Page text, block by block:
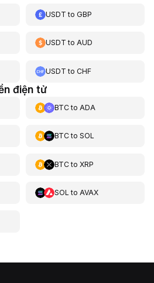
USDT toGBP
USDT toAUD
USDT toCHF
điện tử
BTCto ADA
BTCto SOL
BTCto XRP
SOL to AVAX